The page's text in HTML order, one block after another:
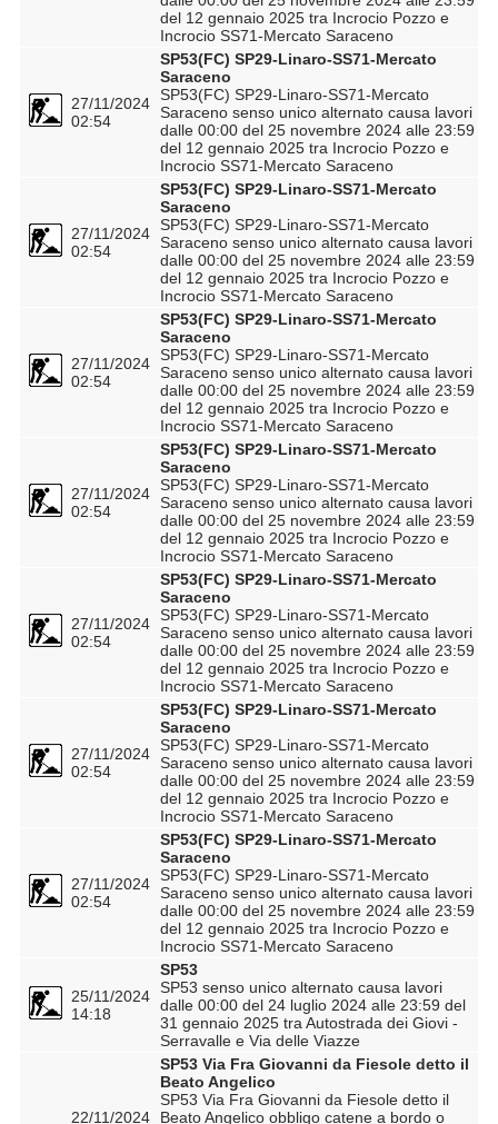
del 12 gennaio 2025 tra Incrocio Pozzo e
Incrocio SS71-Mercato Saraceno
27/11/2024
02:54
SP53(FC) SP29-Linaro-SS71-Mercato
Saraceno
SP53(FC) SP29-Linaro-SS71-Mercato
Saraceno senso unico alternato causa lavori
dalle 00:00 del 25 novembre 2024 alle 23:59
del 12 gennaio 2025 tra Incrocio Pozzo e
Incrocio SS71-Mercato Saraceno
27/11/2024
02:54
SP53(FC) SP29-Linaro-SS71-Mercato
Saraceno
SP53(FC) SP29-Linaro-SS71-Mercato
Saraceno senso unico alternato causa lavori
dalle 00:00 del 25 novembre 2024 alle 23:59
del 12 gennaio 2025 tra Incrocio Pozzo e
Incrocio SS71-Mercato Saraceno
27/11/2024
02:54
SP53(FC) SP29-Linaro-SS71-Mercato
Saraceno
SP53(FC) SP29-Linaro-SS71-Mercato
Saraceno senso unico alternato causa lavori
dalle 00:00 del 25 novembre 2024 alle 23:59
del 12 gennaio 2025 tra Incrocio Pozzo e
Incrocio SS71-Mercato Saraceno
27/11/2024
02:54
SP53(FC) SP29-Linaro-SS71-Mercato
Saraceno
SP53(FC) SP29-Linaro-SS71-Mercato
Saraceno senso unico alternato causa lavori
dalle 00:00 del 25 novembre 2024 alle 23:59
del 12 gennaio 2025 tra Incrocio Pozzo e
Incrocio SS71-Mercato Saraceno
27/11/2024
02:54
SP53(FC) SP29-Linaro-SS71-Mercato
Saraceno
SP53(FC) SP29-Linaro-SS71-Mercato
Saraceno senso unico alternato causa lavori
dalle 00:00 del 25 novembre 2024 alle 23:59
del 12 gennaio 2025 tra Incrocio Pozzo e
Incrocio SS71-Mercato Saraceno
27/11/2024
02:54
SP53(FC) SP29-Linaro-SS71-Mercato
Saraceno
SP53(FC) SP29-Linaro-SS71-Mercato
Saraceno senso unico alternato causa lavori
dalle 00:00 del 25 novembre 2024 alle 23:59
del 12 gennaio 2025 tra Incrocio Pozzo e
Incrocio SS71-Mercato Saraceno
27/11/2024
02:54
SP53(FC) SP29-Linaro-SS71-Mercato
Saraceno
SP53(FC) SP29-Linaro-SS71-Mercato
Saraceno senso unico alternato causa lavori
dalle 00:00 del 25 novembre 2024 alle 23:59
del 12 gennaio 2025 tra Incrocio Pozzo e
Incrocio SS71-Mercato Saraceno
25/11/2024
14:18
SP53
SP53 senso unico alternato causa lavori
dalle 00:00 del 24 luglio 2024 alle 23:59 del
31 gennaio 2025 tra Autostrada dei Giovi -
Serravalle e Via delle Viazze
22/11/2024
SP53 Via Fra Giovanni da Fiesole detto il
Beato Angelico
SP53 Via Fra Giovanni da Fiesole detto il
Beato Angelico obbligo catene a bordo o